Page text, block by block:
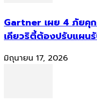
Gartner เผย 4 ภัยคุ
เคียวริตี้ต้องปรับแผน
มิถุนายน 17, 2026